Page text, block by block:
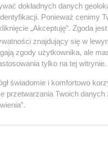
dokładnych danych
Ponieważ cenimy
„Akceptuję”. Zgoda
znajdujący się w
zgody użytkownika, ale
tylko na tej witrynie.
świadomie i komfortowo
przetwarzania Twoich